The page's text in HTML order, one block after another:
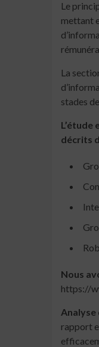
Le
mettant
La
stades
décrits
Nous
https://
rapport